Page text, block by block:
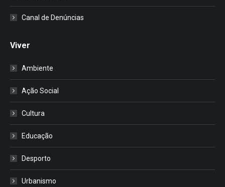
Canal de Denúncias
Viver
Ambiente
Ação Social
Cultura
Educação
Desporto
Urbanismo